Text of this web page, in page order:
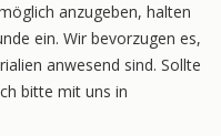
anzugeben, halten
ein. Wir bevorzugen es,
anwesend sind. Sollte
bitte mit uns in